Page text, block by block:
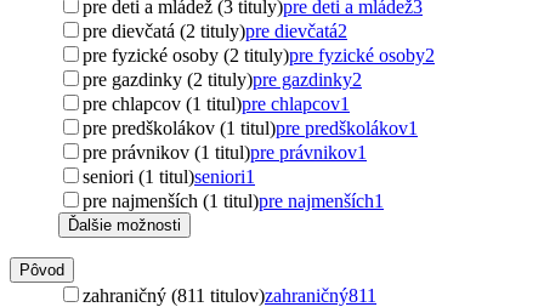
pre deti a mládež (3 tituly)pre deti a mládež3
pre dievčatá (2 tituly)pre dievčatá2
pre fyzické osoby (2 tituly)pre fyzické osoby2
pre gazdinky (2 tituly)pre gazdinky2
pre chlapcov (1 titul)pre chlapcov1
pre predškolákov (1 titul)pre predškolákov1
pre právnikov (1 titul)pre právnikov1
seniori (1 titul)seniori1
pre najmenších (1 titul)pre najmenších1
Ďalšie možnosti
Pôvod
zahraničný (811 titulov)zahraničný811